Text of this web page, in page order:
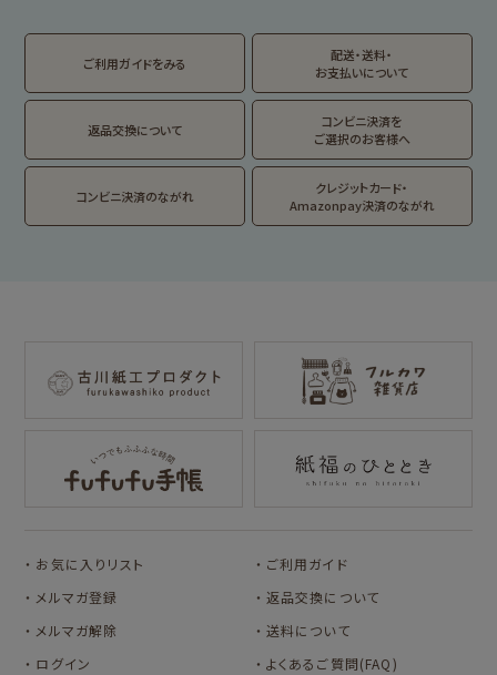
フルカワはんこの商品を見る スタンプパッドの商品を見る
トビマツショウイチ
ロウ
トコロコムギ
アルプスの少女ハイ
ジ
Lipton BEAR'S
カルビーレトロ
サンリオキャラクタ
ーズ
フルーツマーケット
お菓子などうぶつ
工房
キャラクター別
サンリオキャラクタ
ーズ
コラボ別
TEA STAND
翠 sui の商品を見る 結々 yuiyui の商品を見る
ご利用ガイドをみる
配送・送料・
お支払いについて
返品交換について
コンビニ決済を
ご選択のお客様へ
コンビニ決済のながれ
クレジットカード・
Amazonpay決済のながれ
お気に入りリスト
メルマガ登録
メルマガ解除
ログイン
ご利用ガイド
返品交換について
送料について
よくあるご質問(FAQ)